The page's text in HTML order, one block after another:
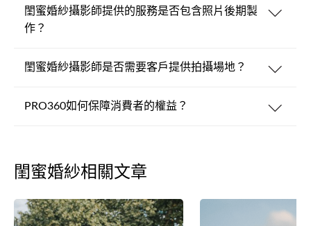
閨蜜婚紗攝影師提供的服務是否包含照片後期製
作？
閨蜜婚紗攝影師是否需要客戶提供拍攝場地？
PRO360如何保障消費者的權益？
閨蜜婚紗相關文章